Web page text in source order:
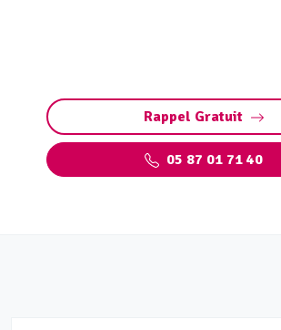
Rappel Gratuit
05 87 01 71 40